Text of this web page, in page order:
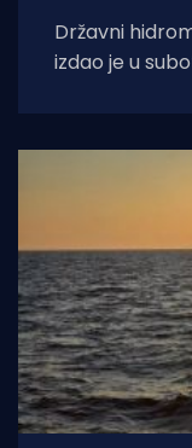
Državni
izdao je u